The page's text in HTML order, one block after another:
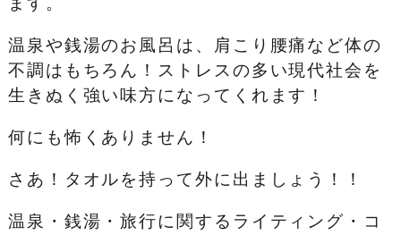
温泉や銭湯のお風呂は、肩こり腰痛など体の
不調はもちろん！ストレスの多い現代社会を
生きぬく強い味方になってくれます！
何にも怖くありません！
さあ！タオルを持って外に出ましょう！！
温泉・銭湯・旅行に関するライティング・コ